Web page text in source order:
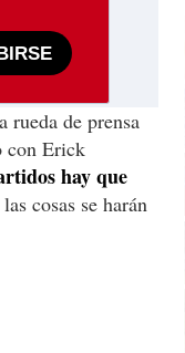
rueda de prensa
con Erick
hay que
cosas se harán